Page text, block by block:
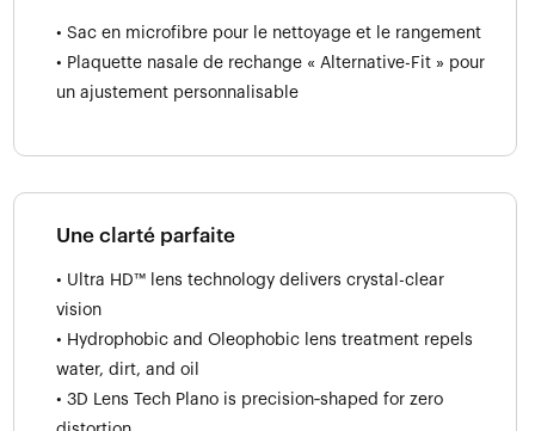
• Sac en microfibre pour le nettoyage et le rangement
• Plaquette nasale de rechange « Alternative-Fit » pour
un ajustement personnalisable
Une clarté parfaite
• Ultra HD™ lens technology delivers crystal-clear
vision
• Hydrophobic and Oleophobic lens treatment repels
water, dirt, and oil
• 3D Lens Tech Plano is precision‑shaped for zero